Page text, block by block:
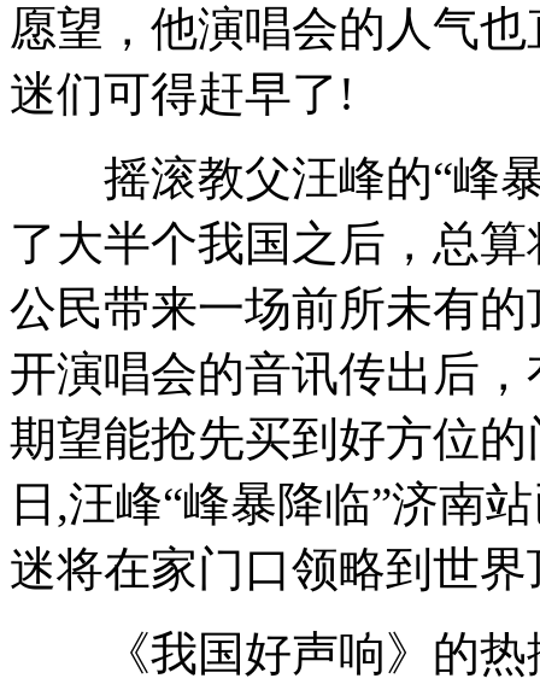
愿望，他演唱会的人气
迷们可得赶早了!
摇滚教父汪峰的“峰暴
了大半个我国之后，总
公民带来一场前所未有
开演唱会的音讯传出后
期望能抢先买到好方位
日,汪峰“峰暴降临”济南
迷将在家门口领略到世
《我国好声响》的热